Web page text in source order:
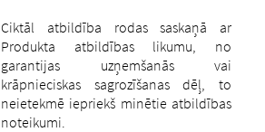
Ciktāl atbildība rodas saskaņā ar
Produkta atbildības likumu, no
garantijas uzņemšanās vai
krāpnieciskas sagrozīšanas dēļ, to
neietekmē iepriekš minētie atbildības
noteikumi.